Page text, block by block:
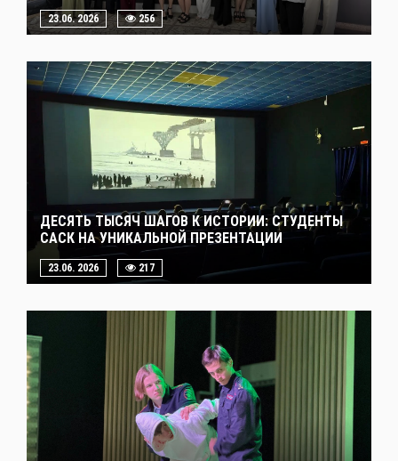
23.06. 2026 256
ДЕСЯТЬ ТЫСЯЧ ШАГОВ К ИСТОРИИ: СТУДЕНТЫ
САСК НА УНИКАЛЬНОЙ ПРЕЗЕНТАЦИИ
23.06. 2026 217